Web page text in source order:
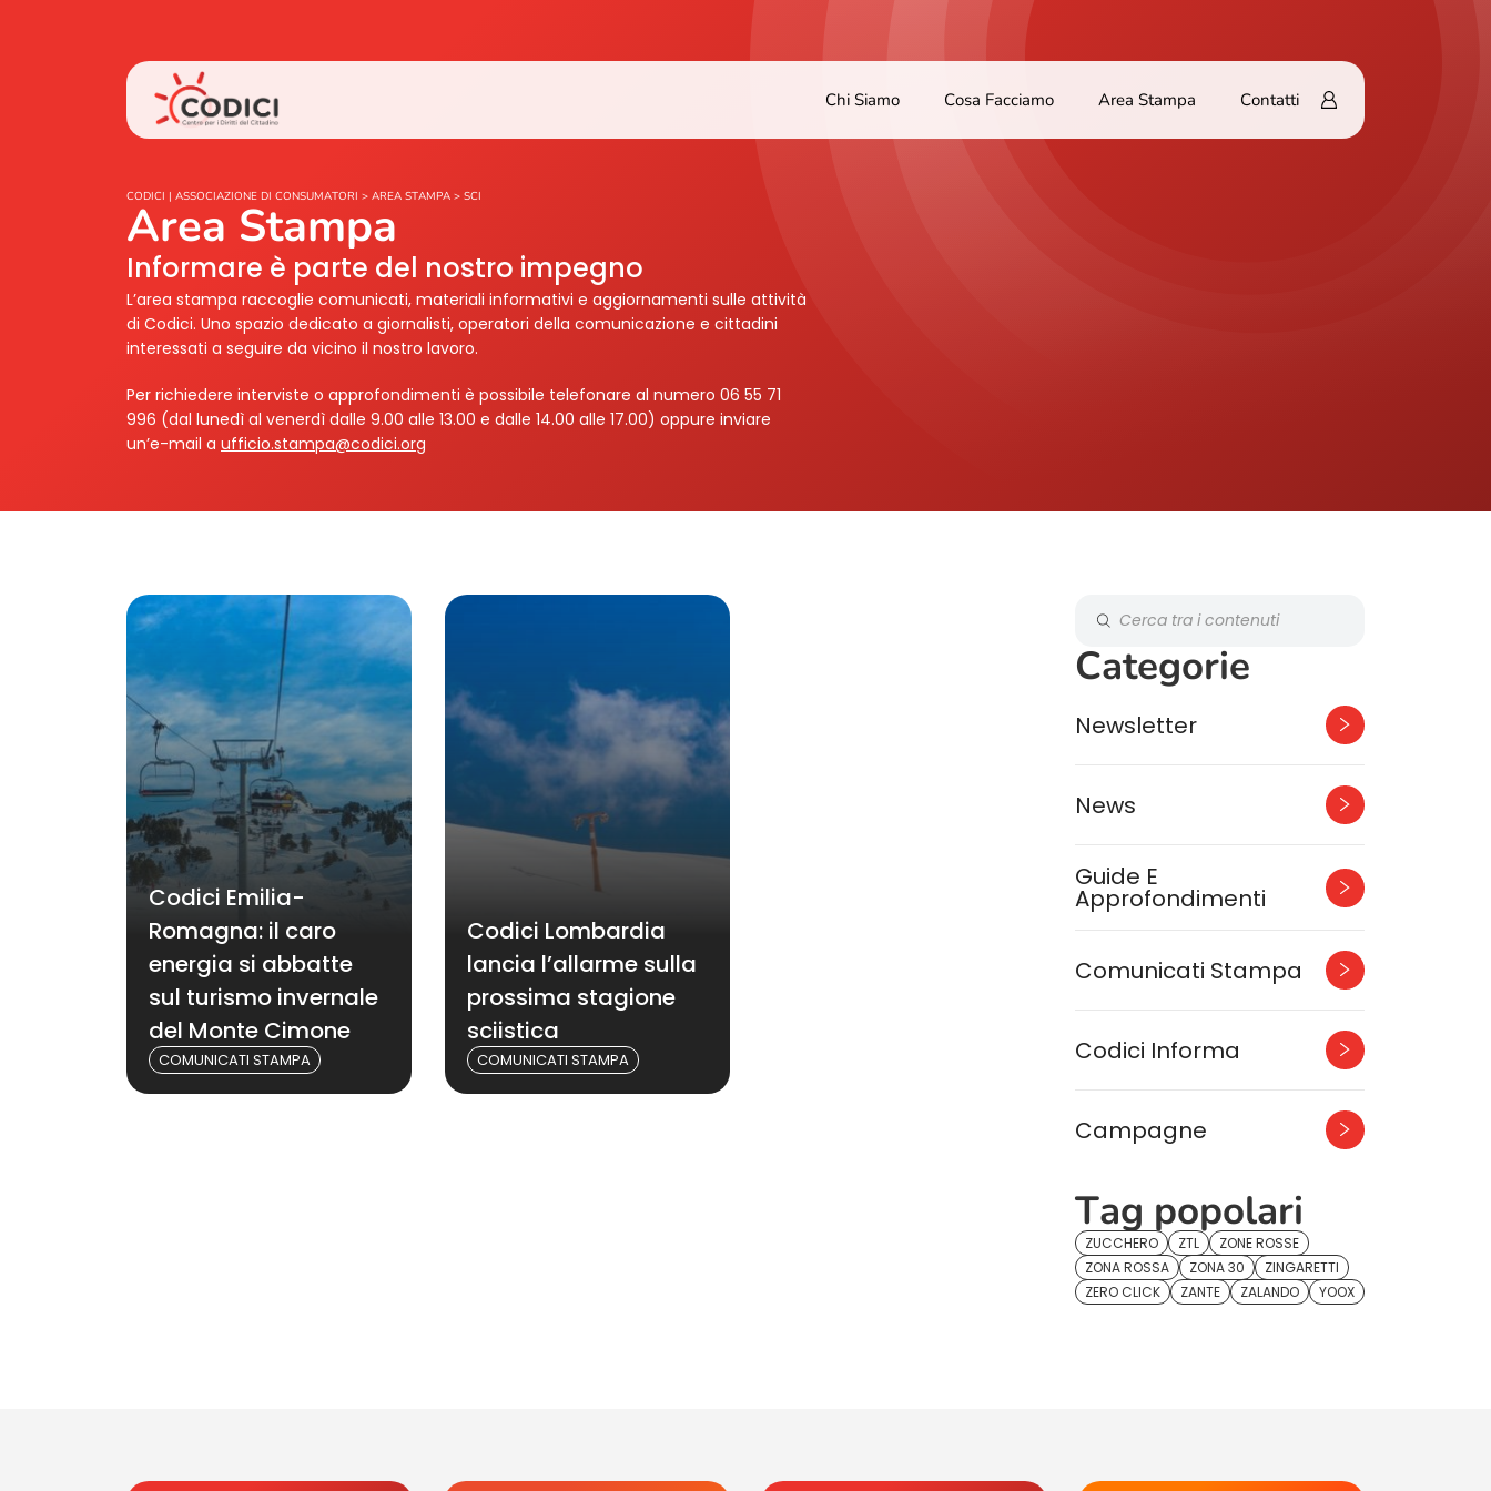
Chi Siamo Cosa Facciamo Area Stampa Contatti
CODICI | ASSOCIAZIONE DI CONSUMATORI > AREA STAMPA > SCI
Area Stampa
Informare è parte del nostro impegno
L’area stampa raccoglie comunicati, materiali informativi e aggiornamenti sulle attività
di Codici. Uno spazio dedicato a giornalisti, operatori della comunicazione e cittadini
interessati a seguire da vicino il nostro lavoro.
Per richiedere interviste o approfondimenti è possibile telefonare al numero 06 55 71
996 (dal lunedì al venerdì dalle 9.00 alle 13.00 e dalle 14.00 alle 17.00) oppure inviare
un’e-mail a ufficio.stampa@codici.org
Codici Emilia-
Romagna: il caro
energia si abbatte
sul turismo invernale
del Monte Cimone
COMUNICATI STAMPA
Codici Lombardia
lancia l’allarme sulla
prossima stagione
sciistica
COMUNICATI STAMPA
Categorie
Newsletter
News
Guide E
Approfondimenti
Comunicati Stampa
Codici Informa
Campagne
Tag popolari
ZUCCHERO ZTL
ZONE ROSSE
ZONA ROSSA
ZONA 30
ZINGARETTI
ZERO CLICK
ZANTE ZALANDO YOOX